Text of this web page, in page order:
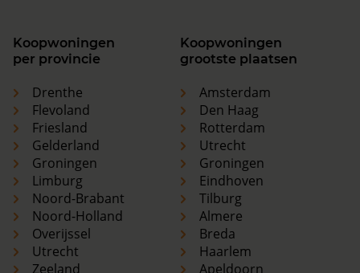
Koopwoningen
per provincie
Drenthe
Flevoland
Friesland
Gelderland
Groningen
Limburg
Noord-Brabant
Noord-Holland
Overijssel
Utrecht
Zeeland
Koopwoningen
grootste plaatsen
Amsterdam
Den Haag
Rotterdam
Utrecht
Groningen
Eindhoven
Tilburg
Almere
Breda
Haarlem
Apeldoorn